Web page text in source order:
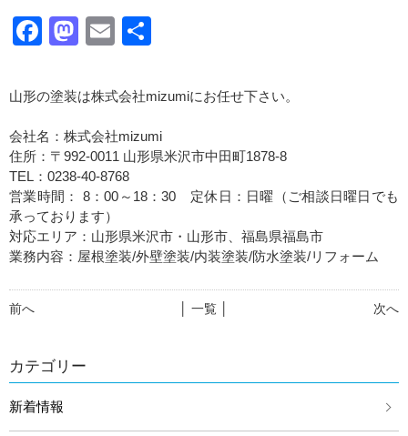
Facebook
Mastodon
Email
山形の塗装は株式会社mizumiにお任せ下さい。
会社名：株式会社mizumi
住所：〒992-0011 山形県米沢市中田町1878-8
TEL：0238-40-8768
営業時間： 8：00～18：30 定休日：日曜（ご相談日曜日でも
承っております）
対応エリア：山形県米沢市・山形市、福島県福島市
業務内容：屋根塗装/外壁塗装/内装塗装/防水塗装/リフォーム
前へ 次へ
│ 一覧 │
カテゴリー
新着情報